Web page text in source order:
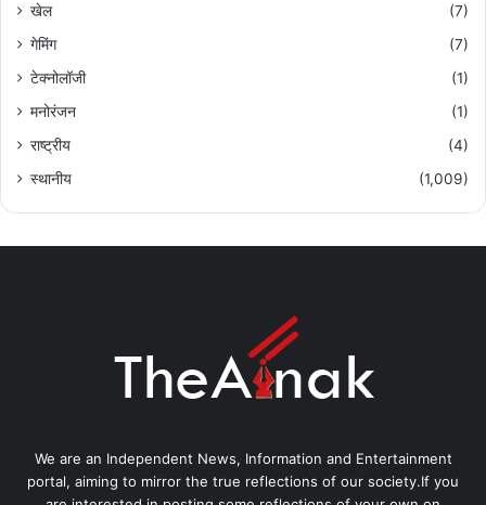
खेल
(7)
गेमिंग
(7)
टेक्नोलॉजी
(1)
मनोरंजन
(1)
राष्ट्रीय
(4)
स्थानीय
(1,009)
We are an Independent News, Information and Entertainment
portal, aiming to mirror the true reflections of our society.If you